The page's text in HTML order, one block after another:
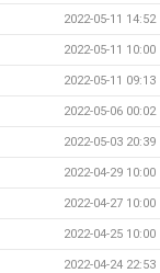
2022-05-11 14:52
2022-05-11 10:00
2022-05-11 09:13
2022-05-06 00:02
2022-05-03 20:39
2022-04-29 10:00
2022-04-27 10:00
2022-04-25 10:00
2022-04-24 22:53